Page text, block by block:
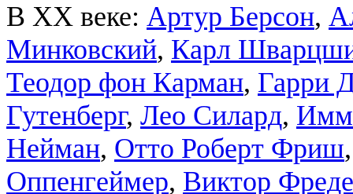
В XX веке: Артур Берсон,
Минковский, Карл
Теодор фон Карман, Гарри
Гутенберг, Лео Силард,
Нейман, Отто Роберт Фриш
Оппенгеймер, Виктор